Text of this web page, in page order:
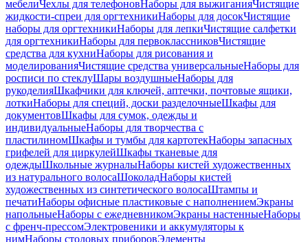
мебелиЧехлы для телефоновНаборы для выжиганияЧистящие
жидкости-спреи для оргтехникиНаборы для досокЧистящие
наборы для оргтехникиНаборы для лепкиЧистящие салфетки
для оргтехникиНаборы для первоклассниковЧистящие
средства для кухниНаборы для рисования и
моделированияЧистящие средства универсальныеНаборы для
росписи по стеклуШары воздушныеНаборы для
рукоделияШкафчики для ключей, аптечки, почтовые ящики,
лоткиНаборы для специй, доски разделочныеШкафы для
документовШкафы для сумок, одежды и
индивидуальныеНаборы для творчества с
пластилиномШкафы и тумбы для картотекНаборы запасных
грифелей для циркулейШкафы тканевые для
одеждыШкольные журналыНаборы кистей художественных
из натурального волосаШоколадНаборы кистей
художественных из синтетического волосаШтампы и
печатиНаборы офисные пластиковые с наполнениемЭкраны
напольныеНаборы с ежедневникомЭкраны настенныеНаборы
с френч-прессомЭлектровеники и аккумуляторы к
нимНаборы столовых приборовЭлементы